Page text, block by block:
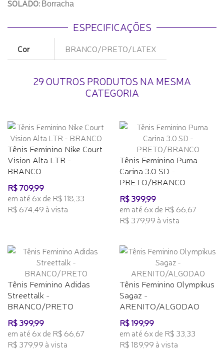
SOLADO: Borracha
ESPECIFICAÇÕES
Cor BRANCO/PRETO/LATEX
29 OUTROS PRODUTOS NA MESMA
CATEGORIA
Tênis Feminino Nike Court
Vision Alta LTR -
BRANCO
R$ 709,99
em até 6x de R$ 118,33
R$ 674,49 à vista
Tênis Feminino Puma
Carina 3.0 SD -
PRETO/BRANCO
R$ 399,99
em até 6x de R$ 66,67
R$ 379,99 à vista
Tênis Feminino Adidas
Streettalk -
BRANCO/PRETO
R$ 399,99
em até 6x de R$ 66,67
R$ 379,99 à vista
Tênis Feminino Olympikus
Sagaz -
ARENITO/ALGODAO
R$ 199,99
em até 6x de R$ 33,33
R$ 189,99 à vista